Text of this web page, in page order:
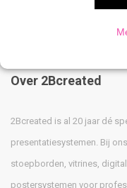
Over 2Bcreated
2Bcreated is al 20 jaar dé
presentatiesystemen. Bij
stoepborden, vitrines,
postersystemen voor